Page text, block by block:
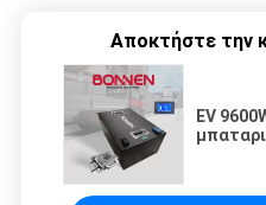
Αποκτήστε την
EV